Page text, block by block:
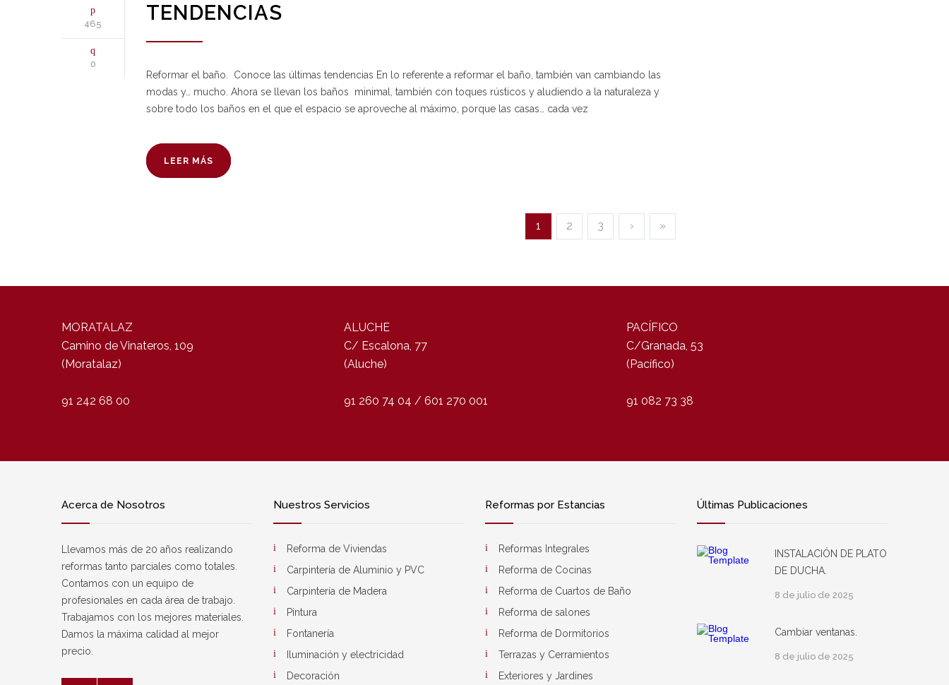
465
0
TENDENCIAS
Reformar el baño. Conoce las últimas tendencias En lo referente a reformar el baño, también van cambiando las
modas y… mucho. Ahora se llevan los baños minimal, también con toques rústicos y aludiendo a la naturaleza y
sobre todo los baños en el que el espacio se aproveche al máximo, porque las casas… cada vez
LEER MÁS
1 2 3 › »
MORATALAZ
Camino de Vinateros, 109
(Moratalaz)
91 242 68 00
ALUCHE
C/ Escalona, 77
(Aluche)
91 260 74 04 / 601 270 001
PACÍFICO
C/Granada, 53
(Pacífico)
91 082 73 38
Acerca de Nosotros
Llevamos más de 20 años realizando
reformas tanto parciales como totales.
Contamos con un equipo de
profesionales en cada área de trabajo.
Trabajamos con los mejores materiales.
Damos la máxima calidad al mejor
precio.
Nuestros Servicios
Reforma de Viviendas
Carpintería de Aluminio y PVC
Carpintería de Madera
Pintura
Fontanería
Iluminación y electricidad
Decoración
Reformas por Estancias
Reformas Integrales
Reforma de Cocinas
Reforma de Cuartos de Baño
Reforma de salones
Reforma de Dormitorios
Terrazas y Cerramientos
Exteriores y Jardines
Últimas Publicaciones
INSTALACIÓN DE PLATO
DE DUCHA.
8 de julio de 2025
Cambiar ventanas.
8 de julio de 2025